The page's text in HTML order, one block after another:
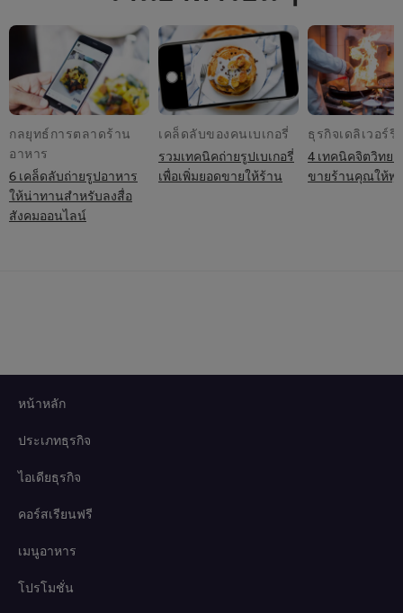
กลยุทธ์การตลาดร้าน
อาหาร
6 เคล็ดลับถ่ายรูปอาหาร
ให้น่าทานสำหรับลงสื่อ
สังคมออนไลน์
เคล็ดลับของคนเบเกอรี่
รวมเทคนิคถ่ายรูปเบเกอรี่
เพื่อเพิ่มยอดขายให้ร้าน
ธุรกิจเดลิเวอร์รี่
4 เทคนิคจิตวิทย
ขายร้านคุณให้พุ่
หน้าหลัก
ประเภทธุรกิจ
ไอเดียธุรกิจ
คอร์สเรียนฟรี
เมนูอาหาร
โปรโมชั่น